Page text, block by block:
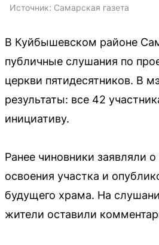
Источник: Самарская газета
В Куйбышевском районе
публичные слушания по
церкви пятидесятников. В
результаты: все 42
инициативу.
Ранее чиновники заявляли
освоения участка и
будущего храма. На
жители оставили